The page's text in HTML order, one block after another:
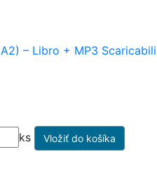
– Libro + MP3 Scaricabili
ks